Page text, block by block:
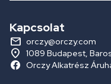
Kapcsolat
orczy@orczy.com
1089 Budapest,
Orczy Alkatrész